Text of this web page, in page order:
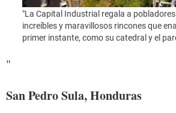
"La Capital Industrial regala a
increíbles y maravillosos rincones que
primer instante, como su catedral y el
"
San Pedro Sula, Honduras